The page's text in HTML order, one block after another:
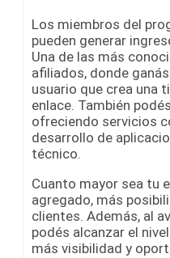
Los miembros del
pueden generar
Una de las más
afiliados, donde
usuario que crea una
enlace. También
ofreciendo servicios
desarrollo de
técnico.
Cuanto mayor sea tu
agregado, más
clientes. Además, al
podés alcanzar el
más visibilidad y